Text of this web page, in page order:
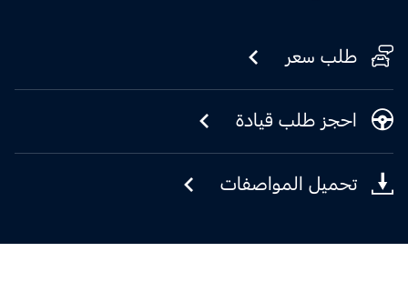
طلب سعر
احجز طلب قيادة
تحميل المواصفات